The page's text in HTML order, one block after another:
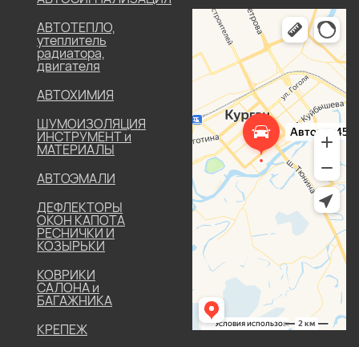
АВТОТЕПЛО,
утеплитель
радиатора,
двигателя
АВТОХИМИЯ
ШУМОИЗОЛЯЦИЯ
ИНСТРУМЕНТ и
МАТЕРИАЛЫ
АВТОЭМАЛИ
ДЕФЛЕКТОРЫ
ОКОН КАПОТА
РЕСНИЧКИ И
КОЗЫРЬКИ
КОВРИКИ
САЛОНА и
БАГАЖНИКА
КРЕПЕЖ